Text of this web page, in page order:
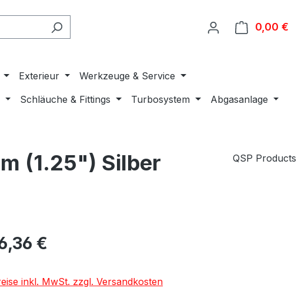
0,00 €
Exterieur
Werkzeuge & Service
Schläuche & Fittings Turbosystem Abgasanlage
(1.25") Silber
QSP Products
€
inkl. MwSt. zzgl. Versandkosten